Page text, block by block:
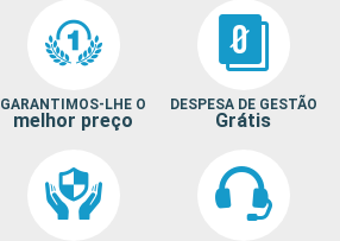
GARANTIMOS-LHE O
melhor preço
DESPESA DE GESTÃO
Grátis